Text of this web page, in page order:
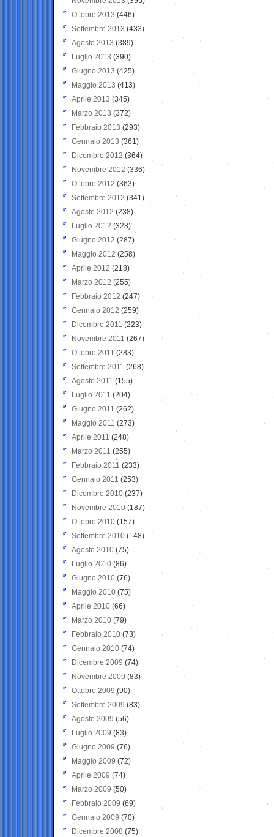
Ottobre 2013 (446)
Settembre 2013 (433)
Agosto 2013 (389)
Luglio 2013 (390)
Giugno 2013 (425)
Maggio 2013 (413)
Aprile 2013 (345)
Marzo 2013 (372)
Febbraio 2013 (293)
Gennaio 2013 (361)
Dicembre 2012 (364)
Novembre 2012 (336)
Ottobre 2012 (363)
Settembre 2012 (341)
Agosto 2012 (238)
Luglio 2012 (328)
Giugno 2012 (287)
Maggio 2012 (258)
Aprile 2012 (218)
Marzo 2012 (255)
Febbraio 2012 (247)
Gennaio 2012 (259)
Dicembre 2011 (223)
Novembre 2011 (267)
Ottobre 2011 (283)
Settembre 2011 (268)
Agosto 2011 (155)
Luglio 2011 (204)
Giugno 2011 (262)
Maggio 2011 (273)
Aprile 2011 (248)
Marzo 2011 (255)
Febbraio 2011 (233)
Gennaio 2011 (253)
Dicembre 2010 (237)
Novembre 2010 (187)
Ottobre 2010 (157)
Settembre 2010 (148)
Agosto 2010 (75)
Luglio 2010 (86)
Giugno 2010 (76)
Maggio 2010 (75)
Aprile 2010 (66)
Marzo 2010 (79)
Febbraio 2010 (73)
Gennaio 2010 (74)
Dicembre 2009 (74)
Novembre 2009 (83)
Ottobre 2009 (90)
Settembre 2009 (83)
Agosto 2009 (56)
Luglio 2009 (83)
Giugno 2009 (76)
Maggio 2009 (72)
Aprile 2009 (74)
Marzo 2009 (50)
Febbraio 2009 (69)
Gennaio 2009 (70)
Dicembre 2008 (75)